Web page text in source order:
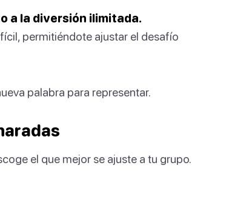
a la diversión ilimitada.
permitiéndote ajustar el desafío
palabra para representar.
el que mejor se ajuste a tu grupo.